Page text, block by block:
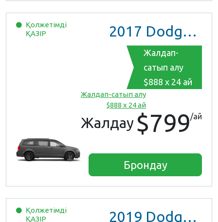
Қолжетімді
ҚАЗІР
2017 Dodge Grand Caravan GT
Жалдап-
сатып алу
$888 x 24 ай
Жалдап-сатып алу
$888 x 24 ай
Жалдау $799/ай
Брондау
Қолжетімді
ҚАЗІР
2019 Dodge Grand Caravan